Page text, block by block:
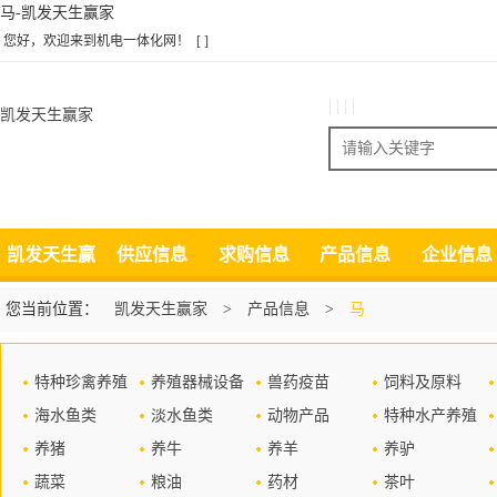
马-凯发天生赢家
您好，欢迎来到机电一体化网！ [ ]
凯发天生赢家
搜索
凯发天生赢
家
供应信息 求购信息 产品信息 企业信息
您当前位置： 凯发天生赢家 > 产品信息 > 马
特种珍禽养殖 养殖器械设备 兽药疫苗
饲料及原料
海水鱼类
淡水鱼类 动物产品
特种水产养殖
养猪
养牛 养羊
养驴
蔬菜
粮油 药材 茶叶